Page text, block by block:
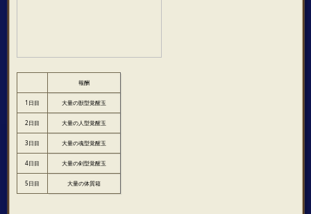
報酬
1日目 大量の獣型覚醒玉
2日目 大量の人型覚醒玉
3日目 大量の魂型覚醒玉
4日目 大量の剣型覚醒玉
5日目 大量の体質箱